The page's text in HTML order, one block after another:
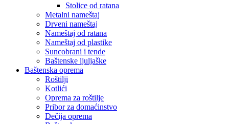
Stolice od ratana
Metalni nameštaj
Drveni nameštaj
Nameštaj od ratana
Nameštaj od plastike
Suncobrani i tende
Baštenske ljuljaške
Baštenska oprema
Roštilji
Kotlići
Oprema za roštilje
Pribor za domaćinstvo
Dečija oprema